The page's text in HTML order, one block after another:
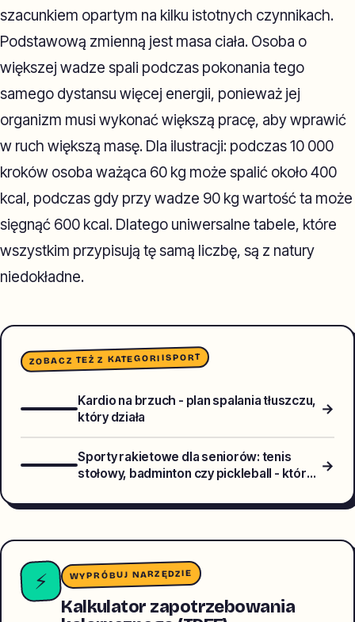
szacunkiem opartym na kilku istotnych czynnikach.
Podstawową zmienną jest masa ciała. Osoba o
większej wadze spali podczas pokonania tego
samego dystansu więcej energii, ponieważ jej
organizm musi wykonać większą pracę, aby wprawić
w ruch większą masę. Dla ilustracji: podczas 10 000
kroków osoba ważąca 60 kg może spalić około 400
kcal, podczas gdy przy wadze 90 kg wartość ta może
sięgnąć 600 kcal. Dlatego uniwersalne tabele, które
wszystkim przypisują tę samą liczbę, są z natury
niedokładne.
ZOBACZ TEŻ Z KATEGORIISPORT
Kardio na brzuch - plan spalania tłuszczu,
który działa
→
Sporty rakietowe dla seniorów: tenis
stołowy, badminton czy pickleball - który
→
⚡ WYPRÓBUJ NARZĘDZIE
Kalkulator zapotrzebowania